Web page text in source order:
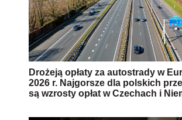
Drożeją opłaty za autostrady w
2026 r. Najgorsze dla polskich
są wzrosty opłat w Czechach i